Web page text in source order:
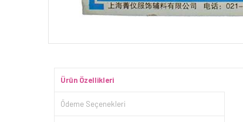
Ürün Özellikleri
Ödeme Seçenekleri